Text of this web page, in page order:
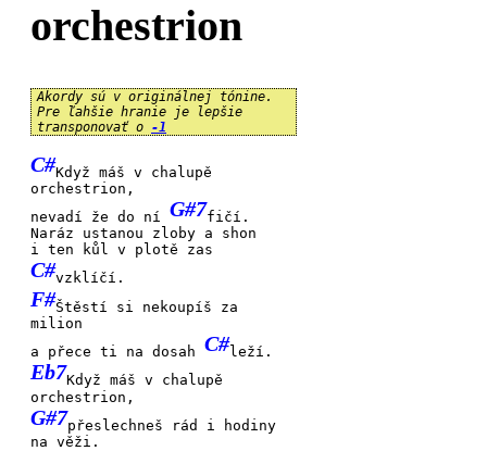
orchestrion
Akordy sú v originálnej tónine.
Pre ľahšie hranie je lepšie
transponovať o -1
C#Když máš v chalupě
orchestrion,
nevadí že do ní G#7fičí.
Naráz ustanou zloby a shon
i ten kůl v plotě zas
C#vzklíčí.
F#Štěstí si nekoupíš za
milion
a přece ti na dosah C#leží.
Eb7Když máš v chalupě
orchestrion,
G#7přeslechneš rád i hodiny
na věži.